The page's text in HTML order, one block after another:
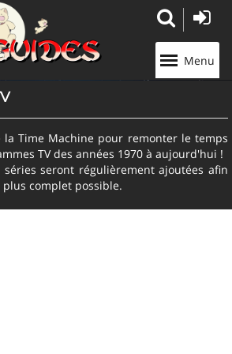
Menu
la Time Machine pour remonter le temps
TV des années 1970 à aujourd'hui !
seront régulièrement ajoutées afin
complet possible.